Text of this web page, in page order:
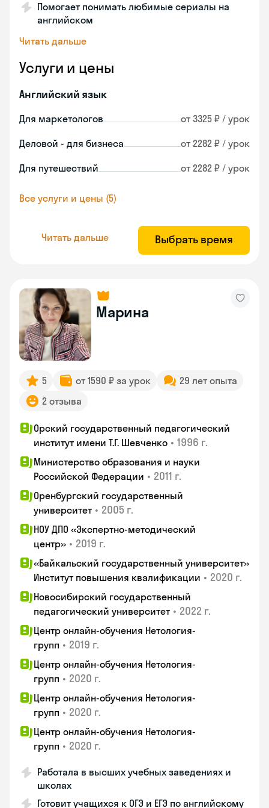
Помогает понимать любимые сериалы на
английском
Читать дальше
Услуги и цены
Английский язык
Для маркетологов от 3325 ₽ / урок
Деловой - для бизнеса от 2282 ₽ / урок
Для путешествий от 2282 ₽ / урок
Все услуги и цены (5)
Читать дальше Выбрать время
Марина
5 от 1590 ₽ за урок
29 лет опыта
2 отзыва
Орский государственный педагогический
институт имени Т.Г. Шевченко • 1996 г.
Министерство образования и науки
Российской Федерации • 2011 г.
Оренбургский государственный
университет • 2005 г.
НОУ ДПО «Экспертно-методический
центр» • 2019 г.
«Байкальский государственный университет»
Институт повышения квалификации • 2020 г.
Новосибирский государственный
педагогический университет • 2022 г.
Центр онлайн-обучения Нетология-
групп • 2019 г.
Центр онлайн-обучения Нетология-
групп • 2020 г.
Центр онлайн-обучения Нетология-
групп • 2020 г.
Центр онлайн-обучения Нетология-
групп • 2020 г.
Работала в высших учебных заведениях и
школах
Готовит учащихся к ОГЭ и ЕГЭ по английскому